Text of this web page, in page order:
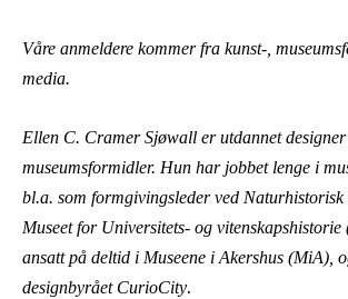
Våre anmeldere kommer fra kunst-,
media.
Ellen C. Cramer Sjøwall er utdannet
museumsformidler. Hun har jobbet lenge i
bl.a. som formgivingsleder ved Naturhistorisk
Museet for Universitets- og
ansatt på deltid i Museene i Akershus (MiA),
designbyrået CurioCity.